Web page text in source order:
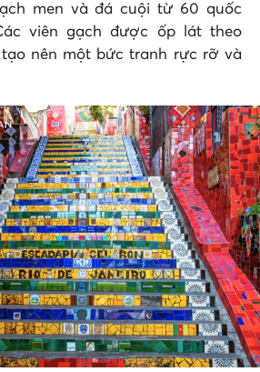
men và đá cuội từ 60 quốc
viên gạch được ốp lát theo
nên một bức tranh rực rỡ và